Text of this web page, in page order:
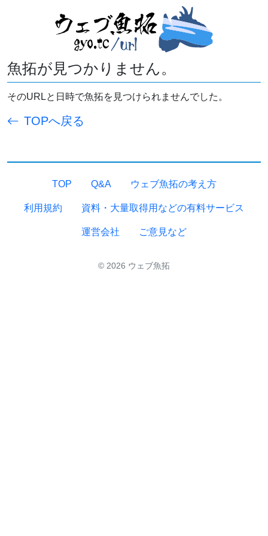
魚拓が見つかりません。
そのURLと日時で魚拓を見つけられませんでした。
TOPへ戻る
TOP Q&A ウェブ魚拓の考え方
利用規約 資料・大量取得用などの有料サービス
運営会社 ご意見など
© 2026 ウェブ魚拓